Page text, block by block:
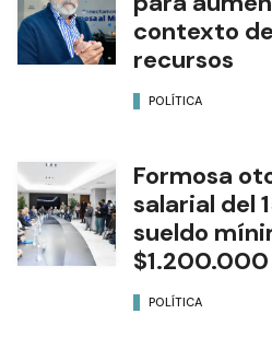
contexto
recursos
POLÍTICA
Formosa
salarial del
sueldo
$1.200.000
POLÍTICA